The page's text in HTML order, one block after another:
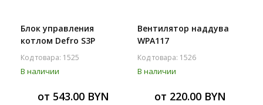
Блок управления
котлом Defro S3P
Код товара: 1525
В наличии
от 543.00 BYN
Вентилятор наддува
WPA117
Код товара: 1526
В наличии
от 220.00 BYN